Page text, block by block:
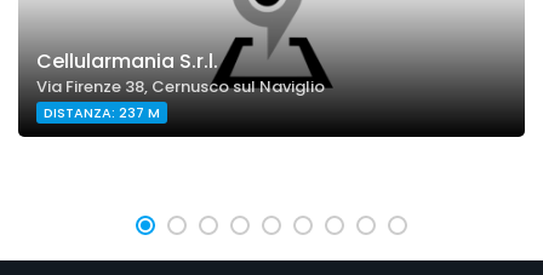
Cellularmania S.r.l.
Via Firenze 38, Cernusco sul Naviglio
DISTANZA: 237 M